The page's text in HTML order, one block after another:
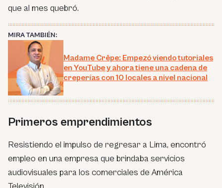
que al mes quebró.
MIRA TAMBIÉN:
Madame Crêpe: Empezó viendo tutoriales
en YouTube y ahora tiene una cadena de
creperías con 10 locales a nivel nacional
Primeros emprendimientos
Resistiendo el impulso de regresar a Lima, encontró
empleo en una empresa que brindaba servicios
audiovisuales para los comerciales de América